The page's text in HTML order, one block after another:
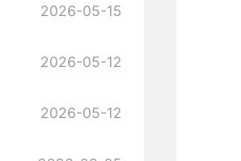
2026-05-15
2026-05-12
2026-05-12